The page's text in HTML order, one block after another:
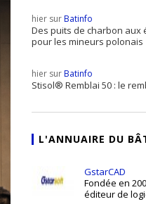
hier surBatinfo
Des puits de charbon aux
pour les mineurs polonais
hier surBatinfo
Stisol® Remblai 50 : le
L'ANNUAIRE DU
GstarCAD
Fondée en
éditeur de